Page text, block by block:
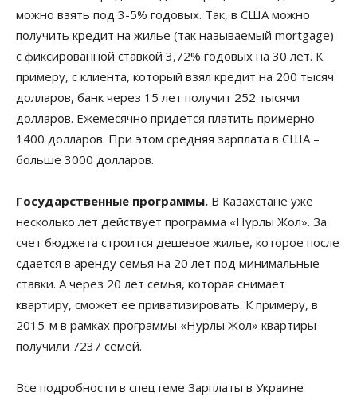
можно взять под 3-5% годовых. Так, в США можно
получить кредит на жилье (так называемый mortgage)
с фиксированной ставкой 3,72% годовых на 30 лет. К
примеру, с клиента, который взял кредит на 200 тысяч
долларов, банк через 15 лет получит 252 тысячи
долларов. Ежемесячно придется платить примерно
1400 долларов. При этом средняя зарплата в США –
больше 3000 долларов.
Государственные программы. В Казахстане уже
несколько лет действует программа «Нурлы Жол». За
счет бюджета строится дешевое жилье, которое после
сдается в аренду семья на 20 лет под минимальные
ставки. А через 20 лет семья, которая снимает
квартиру, сможет ее приватизировать. К примеру, в
2015-м в рамках программы «Нурлы Жол» квартиры
получили 7237 семей.
Все подробности в спецтеме Зарплаты в Украине